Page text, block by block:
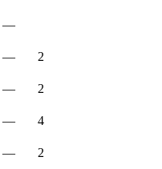
—
—
2
—
2
—
4
—
2